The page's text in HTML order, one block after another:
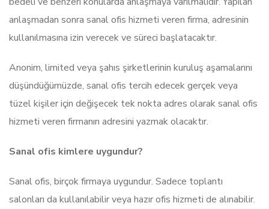
anlaşmadan sonra sanal ofis hizmeti veren firma, adresinin
kullanılmasına izin verecek ve süreci başlatacaktır.
Anonim, limited veya şahıs şirketlerinin kuruluş aşamalarını
düşündüğümüzde, sanal ofis tercih edecek gerçek veya
tüzel kişiler için değişecek tek nokta adres olarak sanal ofis
hizmeti veren firmanın adresini yazmak olacaktır.
Sanal ofis kimlere uygundur?
Sanal ofis, birçok firmaya uygundur. Sadece toplantı
salonları da kullanılabilir veya hazır ofis hizmeti de alınabilir.